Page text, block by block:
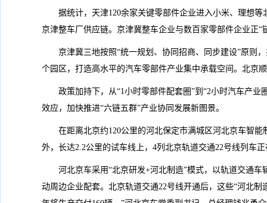
据统计，天津120余家关键零部件企业进入小米、理想
京津整车厂供应链。京津冀整车企业与数百家零部件企业正
京津冀三地按照“统一规划、协同招商、同步建设”原则
个园区，打造高水平的汽车零部件产业集中承载空间。北京
政策加持下，从“1小时零部件配套圈”到“2小时汽车产
效应，加快推进“六链五群”产业协同发展新图景。
在距离北京约120公里的河北保定市满城区河北京车智
外，长达2.2公里的试车线上，4列北京轨道交通22号线列车
河北京车采用“北京研发+河北制造”模式，以轨道交通
动周边企业配套。北京轨道交通22号线开通后，这些“河北